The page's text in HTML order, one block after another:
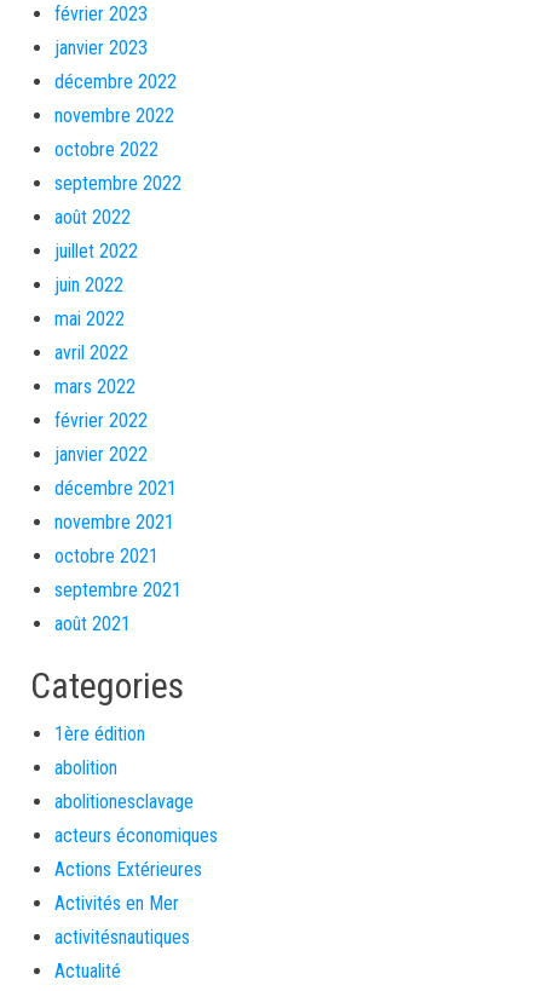
février 2023
janvier 2023
décembre 2022
novembre 2022
octobre 2022
septembre 2022
août 2022
juillet 2022
juin 2022
mai 2022
avril 2022
mars 2022
février 2022
janvier 2022
décembre 2021
novembre 2021
octobre 2021
septembre 2021
août 2021
Categories
1ère édition
abolition
abolitionesclavage
acteurs économiques
Actions Extérieures
Activités en Mer
activitésnautiques
Actualité